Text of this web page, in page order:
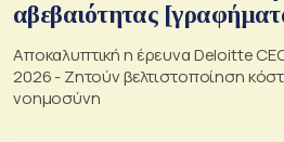
αβεβαιότητας
Αποκαλυπτική η έρευνα Deloitte
2026 - Ζητούν βελτιστοποίηση
νοημοσύνη